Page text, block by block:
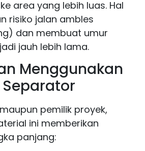
area yang lebih luas. Hal
risiko jalan ambles
dan membuat umur
jauh lebih lama.
Menggunakan
pemilik proyek,
ini memberikan
panjang: